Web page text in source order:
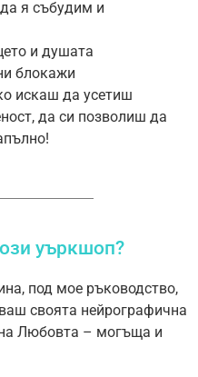
я събудим и
и душата
блокажи
искаш да усетиш
да си позволиш да
уъркшоп?
под мое ръководство,
своята нейрографична
Любовта – могъща и